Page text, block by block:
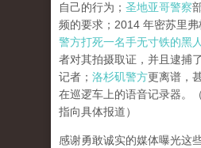
自己的行为； 圣地亚哥警察
频的要求；2014 年密苏里弗
警方打死一名手无寸铁的黑人
者对其拍摄取证，并且逮捕
记者； 洛杉矶警方更离谱，
在巡逻车上的语音记录器。
指向具体报道）
感谢勇敢诚实的媒体曝光这